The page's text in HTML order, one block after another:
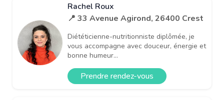
Rachel Roux
📍 33 Avenue Agirond, 26400 Crest
Diététicienne-nutritionniste diplômée, je
vous accompagne avec douceur, énergie et
bonne humeur...
Prendre rendez-vous